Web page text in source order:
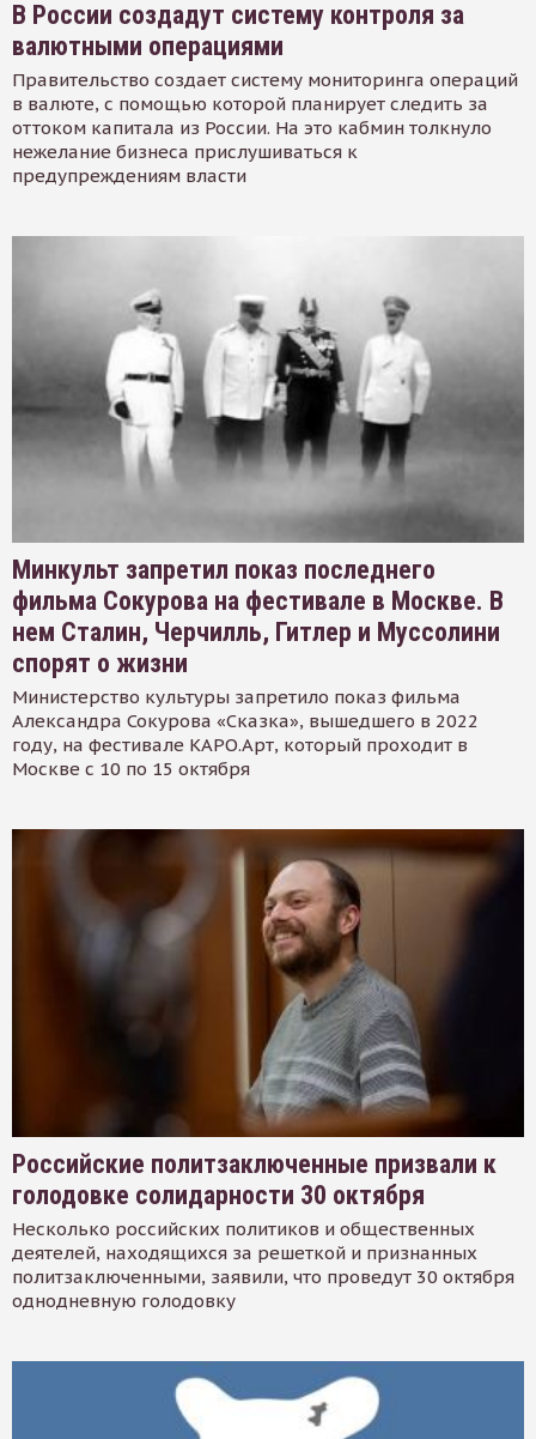
В России создадут систему контроля за
валютными операциями
Правительство создает систему мониторинга операций
в валюте, с помощью которой планирует следить за
оттоком капитала из России. На это кабмин толкнуло
нежелание бизнеса прислушиваться к
предупреждениям власти
Минкульт запретил показ последнего
фильма Сокурова на фестивале в Москве. В
нем Сталин, Черчилль, Гитлер и Муссолини
спорят о жизни
Министерство культуры запретило показ фильма
Александра Сокурова «Сказка», вышедшего в 2022
году, на фестивале КАРО.Арт, который проходит в
Москве с 10 по 15 октября
Российские политзаключенные призвали к
голодовке солидарности 30 октября
Несколько российских политиков и общественных
деятелей, находящихся за решеткой и признанных
политзаключенными, заявили, что проведут 30 октября
однодневную голодовку